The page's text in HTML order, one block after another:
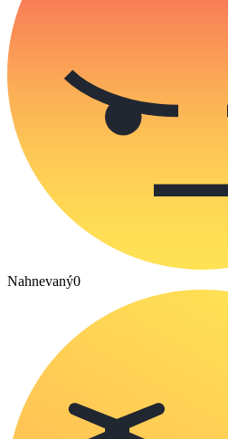
Nahnevaný0